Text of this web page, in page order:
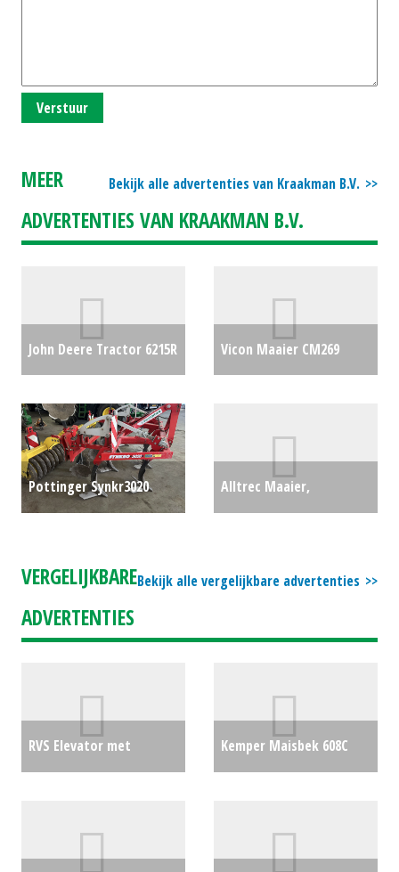
Verstuur
Bekijk alle advertenties van Kraakman B.V.
MEER
ADVERTENTIES VAN KRAAKMAN B.V.
John Deere Tractor 6215R
Vicon Maaier CM269
Pottinger Synkr3020
Alltrec Maaier,
Bekijk alle vergelijkbare advertenties
VERGELIJKBARE
ADVERTENTIES
RVS Elevator met
Kemper Maisbek 608C